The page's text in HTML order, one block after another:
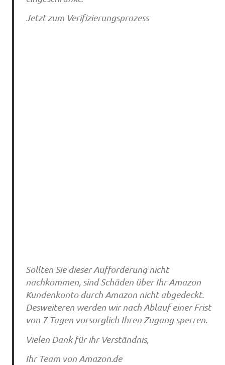
Jetzt zum Verifizierungsprozess
Sollten Sie dieser Aufforderung nicht
nachkommen, sind Schäden über Ihr Amazon
Kundenkonto durch Amazon nicht abgedeckt.
Desweiteren werden wir nach Ablauf einer Frist
von 7 Tagen vorsorglich Ihren Zugang sperren.
Vielen Dank für ihr Verständnis,
Ihr Team von Amazon.de